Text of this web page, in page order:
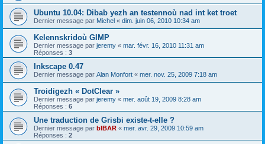
Ubuntu 10.04: Dibab yezh an testennoù nad int ket troet
Dernier message par Michel « dim. juin 06, 2010 10:34 am
Kelennskridoù GIMP
Dernier message par jeremy « mar. févr. 16, 2010 11:31 am
Réponses : 3
Inkscape 0.47
Dernier message par Alan Monfort « mer. nov. 25, 2009 7:18 am
Troidigezh « DotClear »
Dernier message par jeremy « mer. août 19, 2009 8:28 am
Réponses : 6
Une traduction de Grisbi existe-t-elle ?
Dernier message par bIBAR « mer. avr. 29, 2009 10:59 am
Réponses : 2